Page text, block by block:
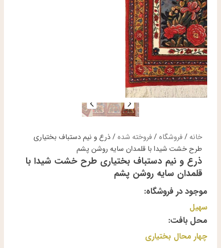
خانه /فروشگاه/فروخته شده/ ذرع و نیم دستباف بختیاری
طرح خشت شیدا با قلمدان سایه روشن پشم
ذرع و نیم دستباف بختیاری طرح خشت شیدا با
قلمدان سایه روشن پشم
موجود در فروشگاه:
سهیل
محل بافت:
چهار محال بختیاری